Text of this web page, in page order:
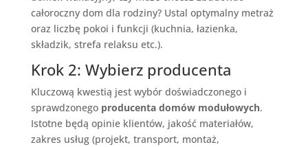
całoroczny dom dla rodziny? Ustal optymalny metraż
oraz liczbę pokoi i funkcji (kuchnia, łazienka,
składzik, strefa relaksu etc.).
Krok 2: Wybierz producenta
Kluczową kwestią jest wybór doświadczonego i
sprawdzonego producenta domów modułowych.
Istotne będą opinie klientów, jakość materiałów,
zakres usług (projekt, transport, montaż,